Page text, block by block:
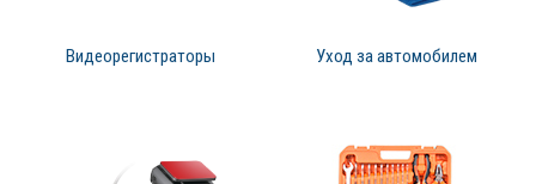
Видеорегистраторы Уход за автомобилем